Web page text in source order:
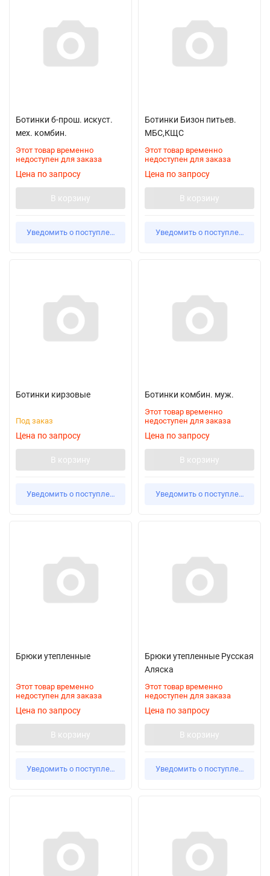
Ботинки б-прош. искуст.
мех. комбин.
Этот товар временно
недоступен для заказа
Цена по запросу
В корзину
Уведомить о поступлении
Ботинки Бизон питьев.
МБС,КЩС
Этот товар временно
недоступен для заказа
Цена по запросу
В корзину
Уведомить о поступлении
Ботинки кирзовые
Под заказ
Цена по запросу
В корзину
Уведомить о поступлении
Ботинки комбин. муж.
Этот товар временно
недоступен для заказа
Цена по запросу
В корзину
Уведомить о поступлении
Брюки утепленные
Этот товар временно
недоступен для заказа
Цена по запросу
В корзину
Уведомить о поступлении
Брюки утепленные Русская
Аляска
Этот товар временно
недоступен для заказа
Цена по запросу
В корзину
Уведомить о поступлении